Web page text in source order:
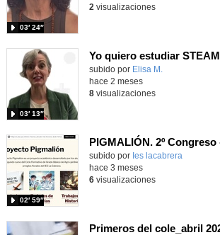
03′ 24″
2 visualizaciones
Contenido educativo.
subido por Elisa M.
03′ 13″
hace 2 meses
8visualizaciones
Contenido educativo.
subido por Ies lacabrera
02′ 59″
hace 3 meses
6visualizaciones